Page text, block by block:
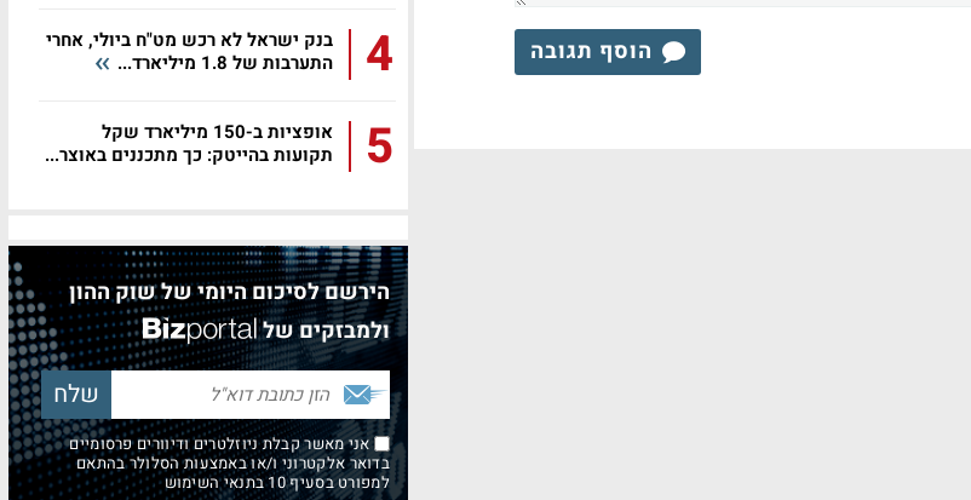
הוסף תגובה 4
בנק ישראל לא רכש מט"ח ביולי, אחרי
התערבות של 1.8 מיליארד...
5
אופציות ב-150 מיליארד שקל
תקועות בהייטק: כך מתכננים באוצר...
הירשם לסיכום היומי של שוק ההון
ולמבזקים של
אני מאשר קבלת ניוזלטרים ודיוורים פרסומיים
בדואר אלקטרוני ו/או באמצעות הסלולר בהתאם
למפורט בסעיף 10 בתנאי השימוש